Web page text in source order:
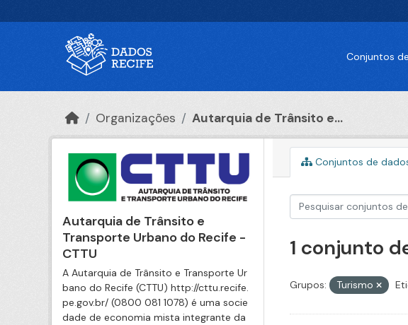
Conjuntos
Organizações Autarquia de Trânsito e...
Autarquia de Trânsito e
Transporte Urbano do Recife -
CTTU
A Autarquia de Trânsito e Transporte Ur
bano do Recife (CTTU) http://cttu.recife.
pe.gov.br/ (0800 081 1078) é uma socie
dade de economia mista integrante da
Conjuntos de
1 conjunto
Grupos: Turismo